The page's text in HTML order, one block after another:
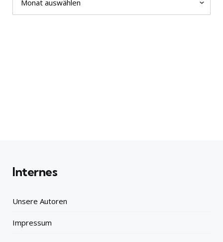
Internes
Unsere Autoren
Impressum